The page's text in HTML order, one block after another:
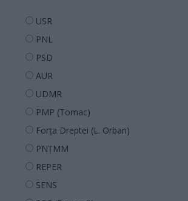
USR
PNL
PSD
AUR
UDMR
PMP (Tomac)
Forța Dreptei (L. Orban)
PNȚMM
REPER
SENS